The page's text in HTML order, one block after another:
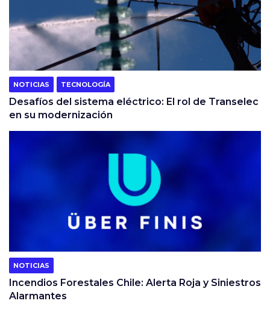
NOTICIAS TECNOLOGÍA
Desafíos del sistema eléctrico: El rol de Transelec
en su modernización
NOTICIAS
Incendios Forestales Chile: Alerta Roja y Siniestros
Alarmantes